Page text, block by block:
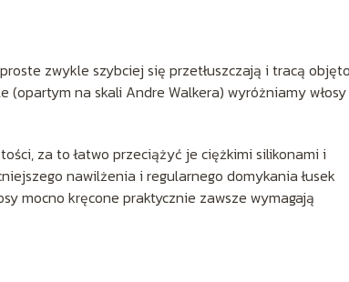
zwykle szybciej się przetłuszczają i tracą
na skali Andre Walkera) wyróżniamy włosy
za to łatwo przeciążyć je ciężkimi silikonami i
nawilżenia i regularnego domykania łusek
mocno kręcone praktycznie zawsze wymagają